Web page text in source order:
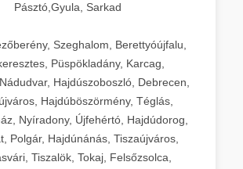
Pásztó,Gyula, Sarkad
Szeghalom, Berettyóújfalu,
Püspökladány, Karcag,
Hajdúszoboszló, Debrecen,
Hajdúböszörmény, Téglás,
Nyíradony, Újfehértó, Hajdúdorog,
Polgár, Hajdúnánás, Tiszaújváros,
Tiszalök, Tokaj, Felsőzsolca,